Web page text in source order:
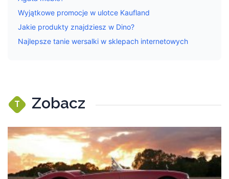
Wyjątkowe promocje w ulotce Kaufland
Jakie produkty znajdziesz w Dino?
Najlepsze tanie wersalki w sklepach internetowych
T Zobacz